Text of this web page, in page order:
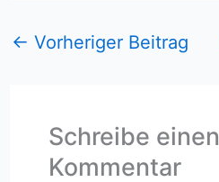
← Vorheriger Beitrag
Schreibe einen
Kommentar